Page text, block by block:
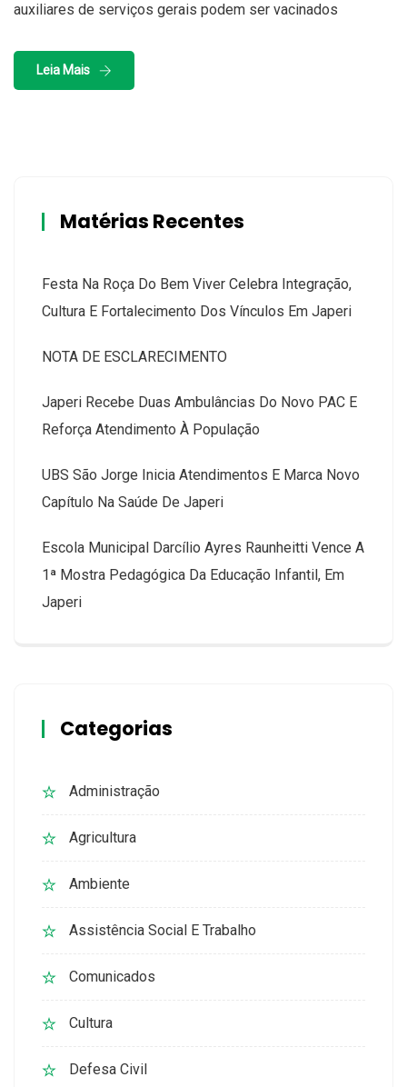
auxiliares de serviços gerais podem ser vacinados
Leia Mais
Matérias Recentes
Festa Na Roça Do Bem Viver Celebra Integração,
Cultura E Fortalecimento Dos Vínculos Em Japeri
NOTA DE ESCLARECIMENTO
Japeri Recebe Duas Ambulâncias Do Novo PAC E
Reforça Atendimento À População
UBS São Jorge Inicia Atendimentos E Marca Novo
Capítulo Na Saúde De Japeri
Escola Municipal Darcílio Ayres Raunheitti Vence A
1ª Mostra Pedagógica Da Educação Infantil, Em
Japeri
Categorias
Administração
Agricultura
Ambiente
Assistência Social E Trabalho
Comunicados
Cultura
Defesa Civil